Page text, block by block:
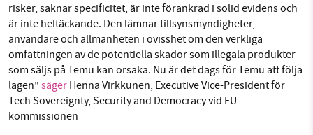
risker, saknar specificitet, är inte förankrad i solid evidens och
är inte heltäckande. Den lämnar tillsynsmyndigheter,
användare och allmänheten i ovisshet om den verkliga
omfattningen av de potentiella skador som illegala produkter
som säljs på Temu kan orsaka. Nu är det dags för Temu att följa
lagen” säger Henna Virkkunen, Executive Vice-President för
Tech Sovereignty, Security and Democracy vid EU-
kommissionen
1231368703
Läs vad vi vill göra